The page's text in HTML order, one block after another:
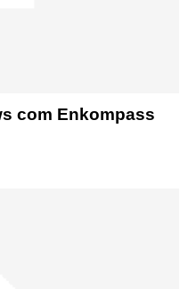
com Enkompass